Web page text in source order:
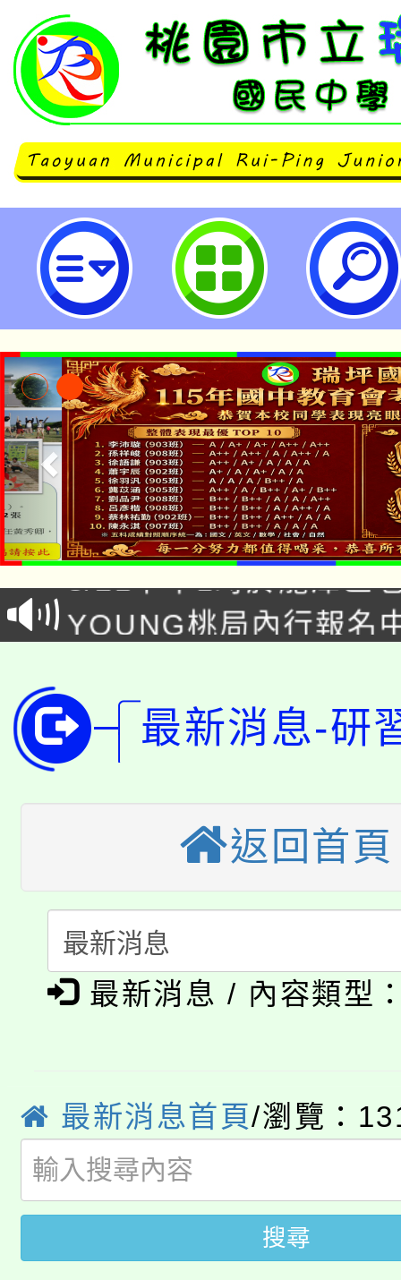
國立中興大學辦理「第二屆淨零轉
碳權發展趨勢論壇」-桃園市立瑞
「本色祭」8/29、30在
場熱烈登場!
8/21下午1時於龍潭區
徵才活動。
YOUNG桃局內行報名
開!
115年桃園市運動會8/
田徑場及游泳池舉行。
桃園市低收入戶享有免
視費優惠，中低收入戶
半價優惠，詳情可洽有
者。
大園自造教育及科技中
份教師增能研習
大溪自造教育及科技
份教師研習
淨零綠生活教案入校路
會
115年食農教育專業人
程
「本色祭」8/29、30在
8/21下午1時於龍潭區
局官網。
8月14至27日，桃園電
開!
115年桃園市運動會8/
田徑場及游泳池舉行。
桃園市低收入戶享有免
視費優惠，中低收入戶
大園自造教育及科技
最新消息-研
返回首頁
最新消息 / 內容類型
最新消息首頁/瀏覽：
搜尋